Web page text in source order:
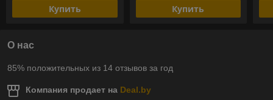
Купить Купить
О нас
85% положительных из 14 отзывов за год
Компания продает на Deal.by